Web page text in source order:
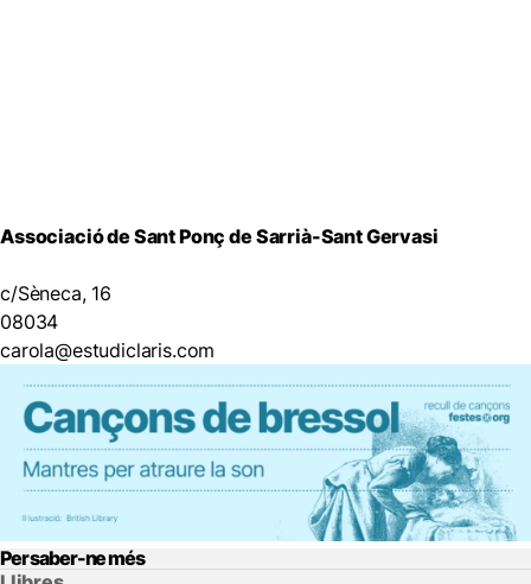
Associació de Sant Ponç de Sarrià-Sant Gervasi
c/Sèneca, 16
08034
carola@estudiclaris.com
Per saber-ne més